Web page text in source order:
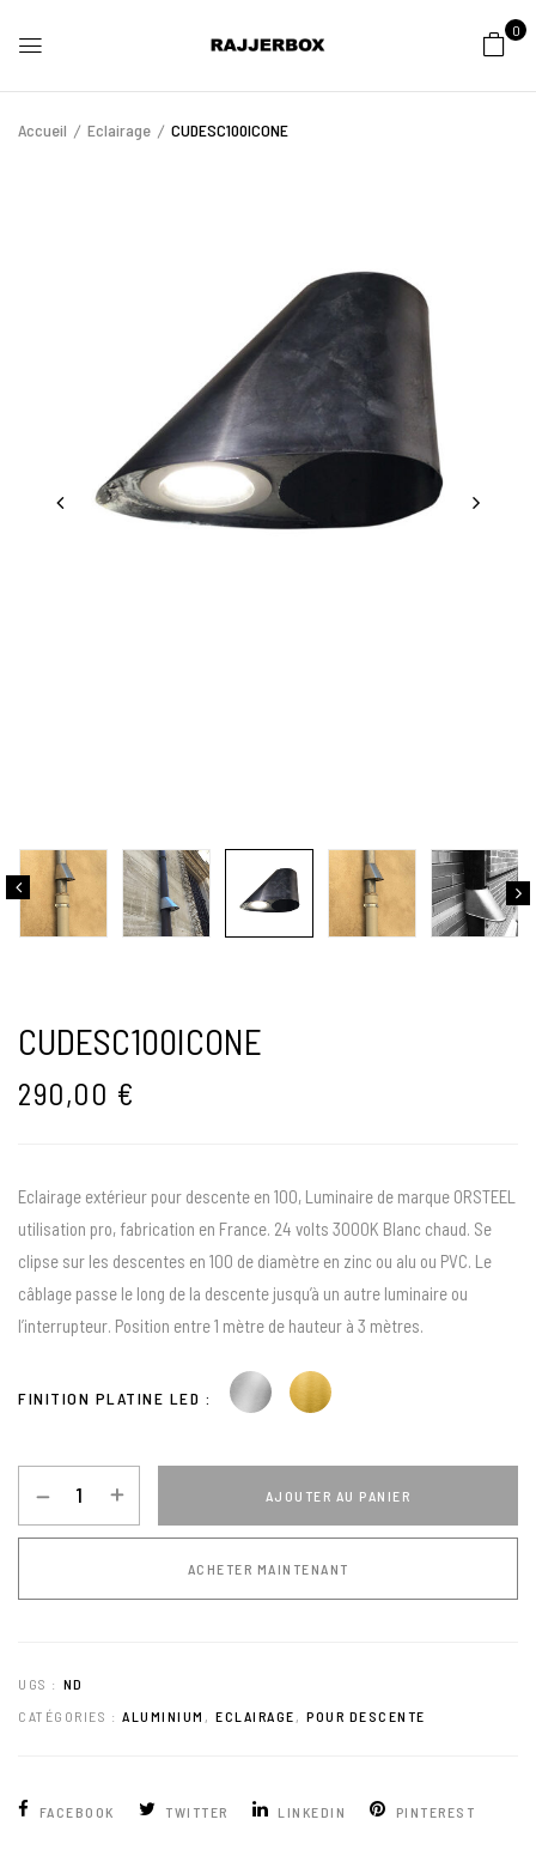
0
Accueil Eclairage CUDESC100ICONE
CUDESC100ICONE
290,00 €
Eclairage extérieur pour descente en 100, Luminaire de marque ORSTEEL
utilisation pro, fabrication en France. 24 volts 3000K Blanc chaud. Se
clipse sur les descentes en 100 de diamètre en zinc ou alu ou PVC. Le
câblage passe le long de la descente jusqu’à un autre luminaire ou
l’interrupteur. Position entre 1 mètre de hauteur à 3 mètres.
FINITION PLATINE LED
AJOUTER AU PANIER
ACHETER MAINTENANT
UGS : ND
CATÉGORIES : ALUMINIUM , ECLAIRAGE , POUR DESCENTE
FACEBOOK TWITTER LINKEDIN PINTEREST